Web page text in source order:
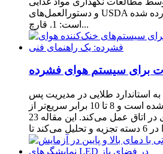
و دستورالعمل‌های USDA پشتیبانی می‌شوند، آورده شده
است: 1. قارچ...
برای سیستم هوای فشرده
استاندارد طلایی در مدیریت پس
از برداشت تبدیل شده است و 8 تا 10 برابر سریع‌تر از
روش‌های سنتی خنک‌سازی در اتاق عمل می‌کند. این مقاله 23